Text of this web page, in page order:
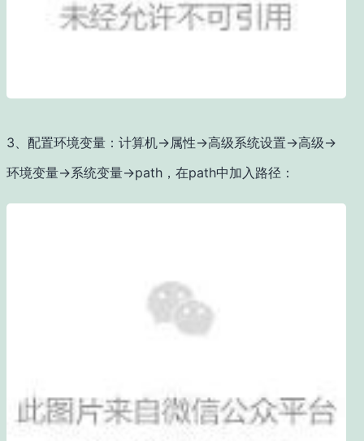
3、配置环境变量：计算机→属性→高级系统设置→高级→
环境变量→系统变量→path，在path中加入路径：